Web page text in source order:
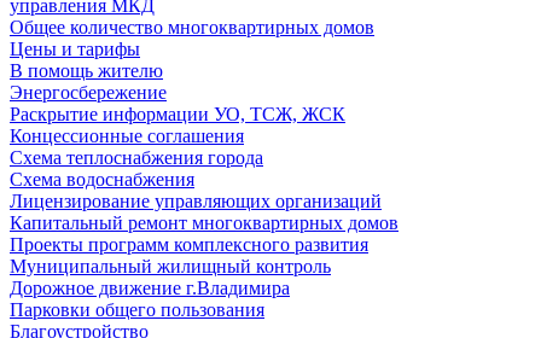
управления МКД
Общее количество многоквартирных домов
Цены и тарифы
В помощь жителю
Энергосбережение
Раскрытие информации УО, ТСЖ, ЖСК
Концессионные соглашения
Схема теплоснабжения города
Схема водоснабжения
Лицензирование управляющих организаций
Капитальный ремонт многоквартирных домов
Проекты программ комплексного развития
Муниципальный жилищный контроль
Дорожное движение г.Владимира
Парковки общего пользования
Благоустройство